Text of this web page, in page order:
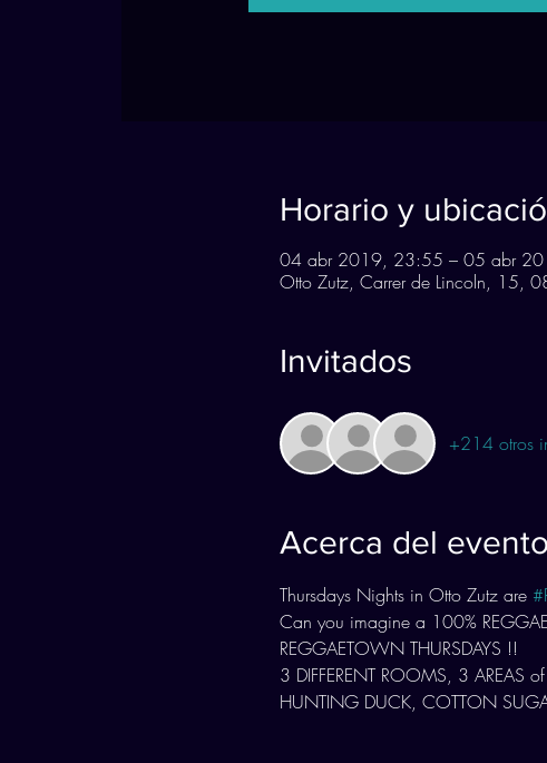
Horario y
04 abr 2019, 23:55 – 05 abr
Otto Zutz, Carrer de Lincoln, 15,
Invitados
+214 otros
Acerca del evento
Thursdays Nights in Otto Zutz are
Can you imagine a 100%
REGGAETOWN THURSDAYS !!
3 DIFFERENT ROOMS, 3 AREAS
HUNTING DUCK, COTTON